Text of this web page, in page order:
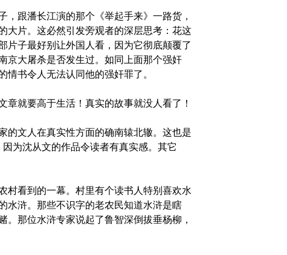
跟潘长江演的那个《举起手来》一路货，
大片。这必然引发旁观者的深层思考：花这
片子最好别让外国人看，因为它彻底颠覆了
京大屠杀是否发生过。如同上面那个强奸
书令人无法认同他的强奸罪了。
就要高于生活！真实的故事就没人看了！
的文人在真实性方面的确南辕北辙。这也是
为沈从文的作品令读者有真实感。其它
村看到的一幕。村里有个读书人特别喜欢水
水浒。那些不识字的老农民知道水浒是瞎
那位水浒专家说起了鲁智深倒拔垂杨柳，